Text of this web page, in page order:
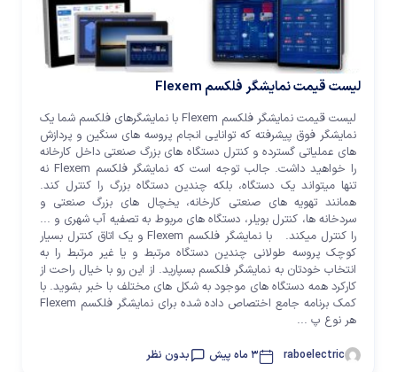
لیست قیمت نمایشگر فلکسم Flexem
لیست قیمت نمایشگر فلکسم Flexem با نمایشگرهای فلکسم شما یک
نمایشگر فوق پیشرفته که توانایی انجام پروسه های سنگین و پردازش
های عملیاتی گسترده و کنترل دستگاه های بزرگ صنعتی داخل کارخانه
را خواهید داشت. جالب توجه است که نمایشگر فلکسم Flexem نه
تنها میتواند یک دستگاه، بلکه چندین دستگاه بزرگ را کنترل کند.
همانند تهویه های صنعتی کارخانه، یخچال های بزرگ صنعتی و
سردخانه ها، کنترل بویلر، دستگاه های مربوط به تصفیه آب شهری و ...
را کنترل میکند. با نمایشگر فلکسم Flexem و یک اتاق کنترل بسیار
کوچک پروسه طولانی چندین دستگاه مرتبط و یا غیر مرتبط را به
انتخاب خودتان به نمایشگر فلکسم بسپارید. از این رو با خیال راحت از
کارکرد همه دستگاه های موجود به شکل های مختلف با خبر بشوید. با
کمک برنامه جامع اختصاص داده شده برای نمایشگر فلکسم Flexem
هر نوع پ ...
raboelectric 3 ماه پیش بدون نظر